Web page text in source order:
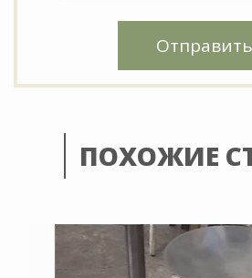
Отправить
ПОХОЖИЕ